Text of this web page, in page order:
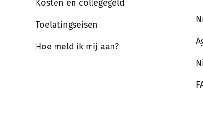
Kosten en collegegeld
Toelatingseisen
Hoe meld ik mij aan?